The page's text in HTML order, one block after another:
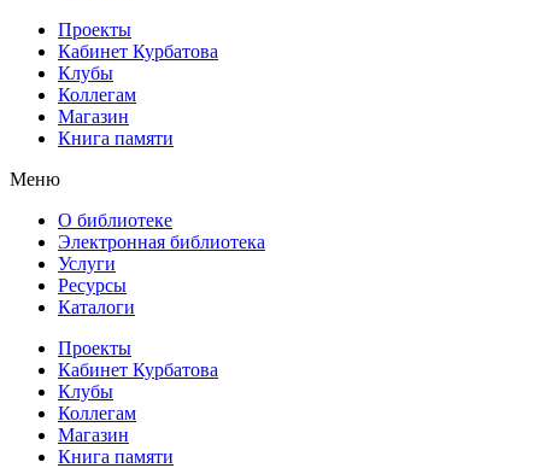
Проекты
Кабинет Курбатова
Клубы
Коллегам
Магазин
Книга памяти
Меню
О библиотеке
Электронная библиотека
Услуги
Ресурсы
Каталоги
Проекты
Кабинет Курбатова
Клубы
Коллегам
Магазин
Книга памяти